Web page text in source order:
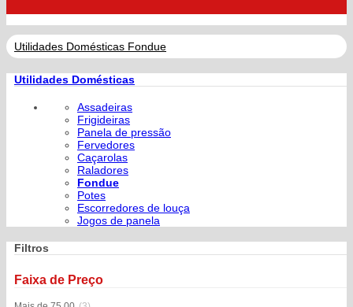
Utilidades Domésticas Fondue
Utilidades Domésticas
Assadeiras
Frigideiras
Panela de pressão
Fervedores
Caçarolas
Raladores
Fondue
Potes
Escorredores de louça
Jogos de panela
Filtros
Faixa de Preço